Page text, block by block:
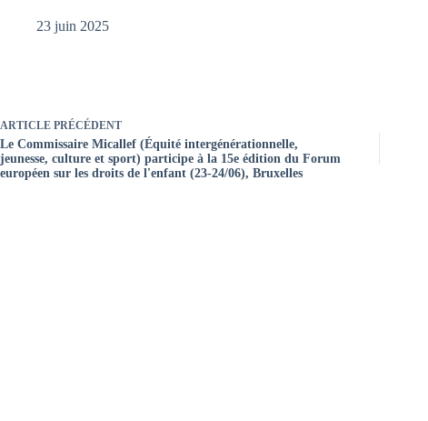
23 juin 2025
ARTICLE PRÉCÉDENT
Le Commissaire Micallef (Équité intergénérationnelle,
jeunesse, culture et sport) participe à la 15e édition du Forum
européen sur les droits de l'enfant (23-24/06), Bruxelles